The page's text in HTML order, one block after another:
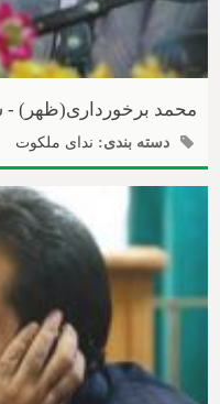
محمد برخورداری(ظهر)
دسته بندی: ندای ملکوت